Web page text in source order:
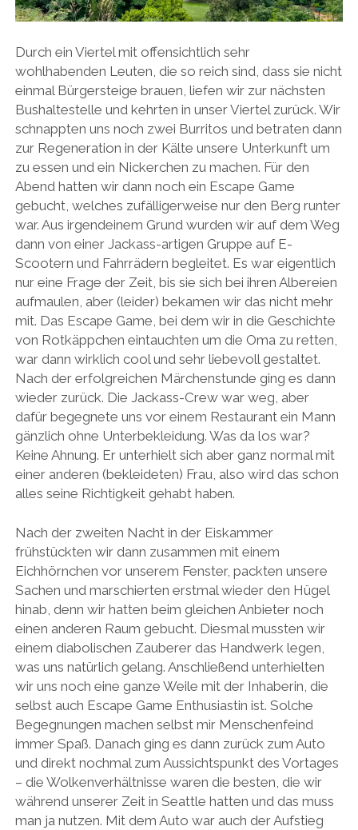
Durch ein Viertel mit offensichtlich sehr
wohlhabenden Leuten, die so reich sind, dass sie nicht
einmal Bürgersteige brauen, liefen wir zur nächsten
Bushaltestelle und kehrten in unser Viertel zurück. Wir
schnappten uns noch zwei Burritos und betraten dann
zur Regeneration in der Kälte unsere Unterkunft um
zu essen und ein Nickerchen zu machen. Für den
Abend hatten wir dann noch ein Escape Game
gebucht, welches zufälligerweise nur den Berg runter
war. Aus irgendeinem Grund wurden wir auf dem Weg
dann von einer Jackass-artigen Gruppe auf E-
Scootern und Fahrrädern begleitet. Es war eigentlich
nur eine Frage der Zeit, bis sie sich bei ihren Albereien
aufmaulen, aber (leider) bekamen wir das nicht mehr
mit. Das Escape Game, bei dem wir in die Geschichte
von Rotkäppchen eintauchten um die Oma zu retten,
war dann wirklich cool und sehr liebevoll gestaltet.
Nach der erfolgreichen Märchenstunde ging es dann
wieder zurück. Die Jackass-Crew war weg, aber
dafür begegnete uns vor einem Restaurant ein Mann
gänzlich ohne Unterbekleidung. Was da los war?
Keine Ahnung. Er unterhielt sich aber ganz normal mit
einer anderen (bekleideten) Frau, also wird das schon
alles seine Richtigkeit gehabt haben.
Nach der zweiten Nacht in der Eiskammer
frühstückten wir dann zusammen mit einem
Eichhörnchen vor unserem Fenster, packten unsere
Sachen und marschierten erstmal wieder den Hügel
hinab, denn wir hatten beim gleichen Anbieter noch
einen anderen Raum gebucht. Diesmal mussten wir
einem diabolischen Zauberer das Handwerk legen,
was uns natürlich gelang. Anschließend unterhielten
wir uns noch eine ganze Weile mit der Inhaberin, die
selbst auch Escape Game Enthusiastin ist. Solche
Begegnungen machen selbst mir Menschenfeind
immer Spaß. Danach ging es dann zurück zum Auto
und direkt nochmal zum Aussichtspunkt des Vortages
– die Wolkenverhältnisse waren die besten, die wir
während unserer Zeit in Seattle hatten und das muss
man ja nutzen. Mit dem Auto war auch der Aufstieg